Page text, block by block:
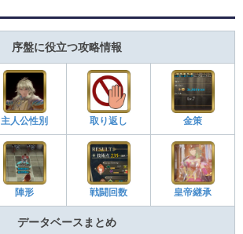
序盤に役立つ攻略情報
主人公性別 取り返し 金策
陣形 戦闘回数 皇帝継承
データベースまとめ